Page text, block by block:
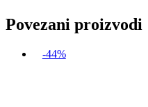
Povezani proizvodi
-44%